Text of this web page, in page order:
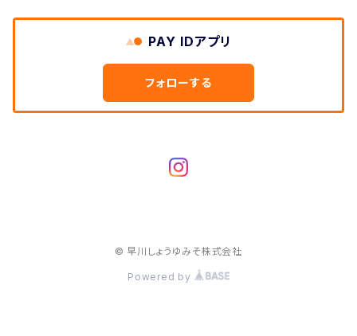
PAY IDアプリ
フォローする
© 早川しょうゆみそ株式会社
Powered by